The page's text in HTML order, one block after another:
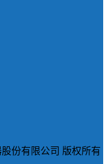
份有限公司 版权所有